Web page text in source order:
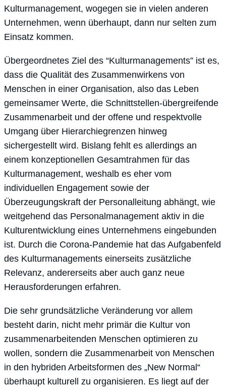
Kulturmanagement, wogegen sie in vielen anderen
Unternehmen, wenn überhaupt, dann nur selten zum
Einsatz kommen.
Übergeordnetes Ziel des “Kulturmanagements” ist es,
dass die Qualität des Zusammenwirkens von
Menschen in einer Organisation, also das Leben
gemeinsamer Werte, die Schnittstellen-übergreifende
Zusammenarbeit und der offene und respektvolle
Umgang über Hierarchiegrenzen hinweg
sichergestellt wird. Bislang fehlt es allerdings an
einem konzeptionellen Gesamtrahmen für das
Kulturmanagement, weshalb es eher vom
individuellen Engagement sowie der
Überzeugungskraft der Personalleitung abhängt, wie
weitgehend das Personalmanagement aktiv in die
Kulturentwicklung eines Unternehmens eingebunden
ist. Durch die Corona-Pandemie hat das Aufgabenfeld
des Kulturmanagements einerseits zusätzliche
Relevanz, andererseits aber auch ganz neue
Herausforderungen erfahren.
Die sehr grundsätzliche Veränderung vor allem
besteht darin, nicht mehr primär die Kultur von
zusammenarbeitenden Menschen optimieren zu
wollen, sondern die Zusammenarbeit von Menschen
in den hybriden Arbeitsformen des „New Normal“
überhaupt kulturell zu organisieren. Es liegt auf der